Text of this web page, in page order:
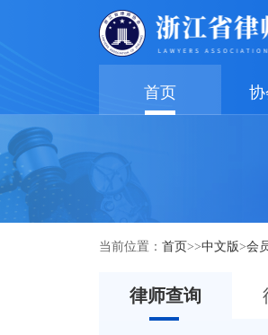
首页
当前位置： 首页>>中文版>会
律师查询